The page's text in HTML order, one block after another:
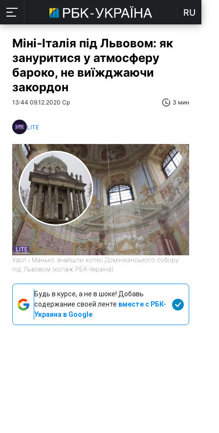
RU
Міні-Італія під Львовом: як
зануритися у атмосферу
бароко, не виїжджаючи
закордон
13:44 09.12.2020 Ср 3 мин
LITE
Узол і Манько знайшли копію Домініканського собору
під Львовом (колаж РБК-Україна)
Будь в курсе, а не в шоке! Добавь
содержание своей ленте вместе с РБК-
Украина в Google